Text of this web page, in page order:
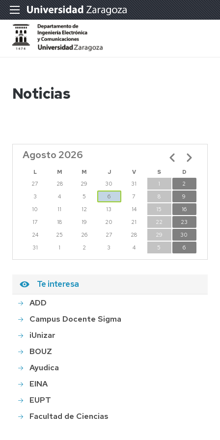
Noticias
Agosto 2026
L M M J V S
D
27
28 29 30 31 1
2
3
4 5 6 7 8
9
10
11 12 13 14 15
16
17
18 19 20 21 22
23
24
25 26 27 28 29
30
31
1 2 3 4 5 6
Paginación
Te interesa
ADD
Campus Docente Sigma
iUnizar
BOUZ
Ayudica
EINA
EUPT
Facultad de Ciencias